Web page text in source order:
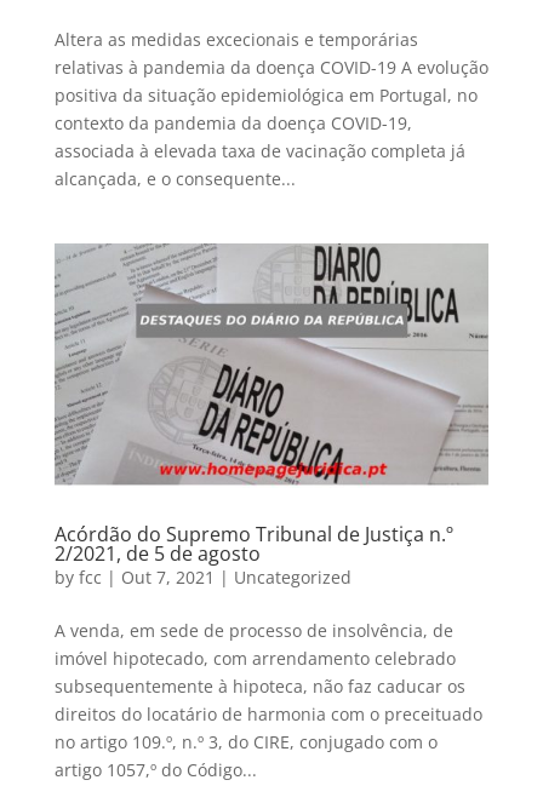
Altera as medidas excecionais e temporárias
relativas à pandemia da doença COVID-19 A evolução
positiva da situação epidemiológica em Portugal, no
contexto da pandemia da doença COVID-19,
associada à elevada taxa de vacinação completa já
alcançada, e o consequente...
Acórdão do Supremo Tribunal de Justiça n.º
2/2021, de 5 de agosto
by fcc | Out 7, 2021 | Uncategorized
A venda, em sede de processo de insolvência, de
imóvel hipotecado, com arrendamento celebrado
subsequentemente à hipoteca, não faz caducar os
direitos do locatário de harmonia com o preceituado
no artigo 109.º, n.º 3, do CIRE, conjugado com o
artigo 1057,º do Código...